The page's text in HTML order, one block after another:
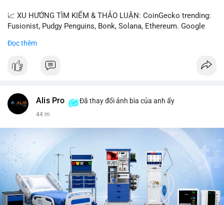
📈 XU HƯỚNG TÌM KIẾM & THẢO LUẬN: CoinGecko trending:
Fusionist, Pudgy Penguins, Bonk, Solana, Ethereum. Google
tiêu, vũ khí hạt nhân, đội tuyển Brasil, cúp U20 Châu Á.
UFC 310, Premier League, Champions League, NCAA Football,
MrBeast, Google. Binance Square: nhiều post về lệnh long, lợi
nhuận, $HFT/$SKYAI, $RIVER, $WLD, $ALLO, Top trader 30
💬 DÒNG CHẢY TIN TỨC & TRUYỀN THÔNG: Telegram
CoinTelegraph: Saylor nói Bitcoin không cần rõ ràng, Mỹ cần
rõ ràng; CEX futures volume giảm xuống $4 tỷ trong tháng 7,
thấp nhất từ tháng 12/2023; Prophet Market ra mắt thị trường
dự đoán human vs AI; Trump nói crypto làเรื่อง lớn, người dùng
Đọc thêm
Alis Pro Đã thay đổi ảnh bìa của anh ấy
44 m